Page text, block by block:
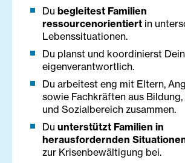
Du begleitest Familien
ressourcenorientiert in
Lebenssituationen.
Du planst und koordinierst
eigenverantwortlich.
Du arbeitest eng mit Eltern,
sowie Fachkräften aus
und Sozialbereich zusammen.
Du unterstützt Familien in
herausfordernden
zur Krisenbewältigung bei.